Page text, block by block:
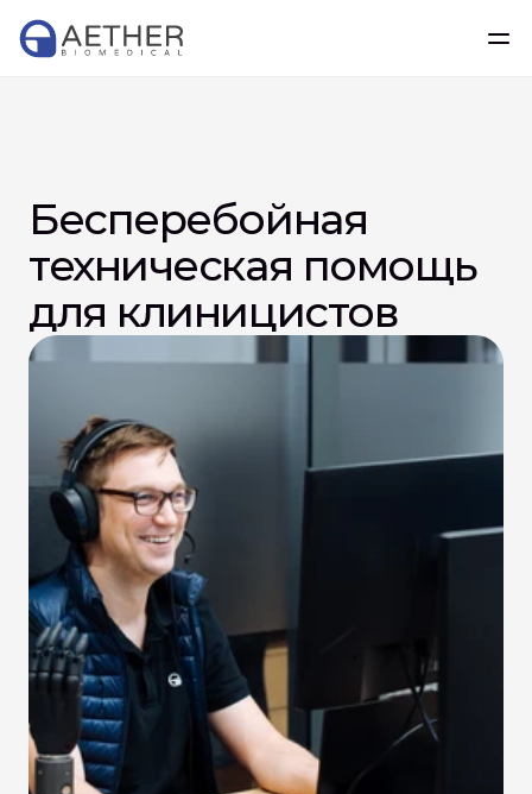
Бесперебойная
техническая помощь
для клиницистов